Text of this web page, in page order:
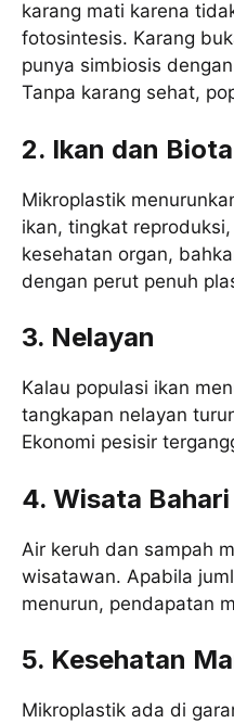
karang mati karena
fotosintesis. Karang
punya simbiosis
Tanpa karang sehat,
2. Ikan dan
Mikroplastik
ikan, tingkat
kesehatan organ,
dengan perut penuh
3. Nelayan
Kalau populasi ikan
tangkapan nelayan
Ekonomi pesisir
4. Wisata Bahari
Air keruh dan sampah
wisatawan. Apabila
menurun, pendapatan
5. Kesehatan
Mikroplastik ada di